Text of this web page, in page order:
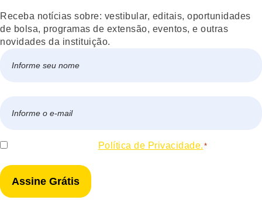
Receba notícias sobre: vestibular, editais, oportunidades
de bolsa, programas de extensão, eventos, e outras
novidades da instituição.
mail
Consentir Política de Privacidade. *